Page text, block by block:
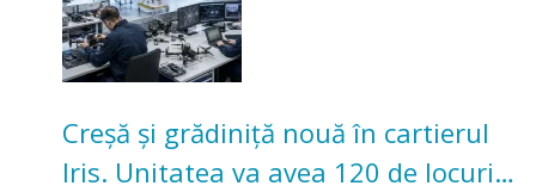
Creșă și grădiniță nouă în cartierul
Iris. Unitatea va avea 120 de locuri